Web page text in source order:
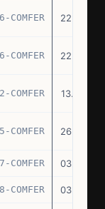
COMFER 22.04.76
COMFER 22.04.76
COMFER 13.05.76
COMFER 26.05.76
COMFER 03.06.76
COMFER 03.06.76